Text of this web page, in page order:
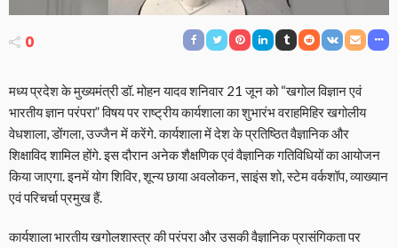
0
मध्य प्रदेश के मुख्यमंत्री डॉ. मोहन यादव शनिवार 21 जून को “खगोल विज्ञान एवं
भारतीय ज्ञान परंपरा” विषय पर राष्ट्रीय कार्यशाला का शुभारंभ वराहमिहिर खगोलीय
वेधशाला, डोंगला, उज्जैन में करेंगे. कार्यशाला में देश के प्रतिष्ठित वैज्ञानिक और
शिक्षाविद शामिल होंगे. इस दौरान अनेक शैक्षणिक एवं वैज्ञानिक गतिविधियों का आयोजन
किया जाएगा. इनमें योग शिविर, शून्य छाया अवलोकन, साइंस शो, स्टेम वर्कशॉप, व्याख्यान
एवं परिचर्चा प्रमुख हैं.
कार्यशाला भारतीय खगोलशास्त्र की परंपरा और उसकी वैज्ञानिक प्रासंगिकता पर